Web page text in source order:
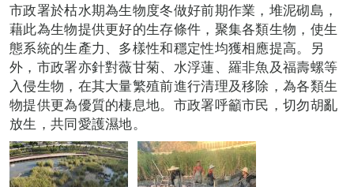
市政署於枯水期為生物度冬做好前期作業，堆泥砌島，
藉此為生物提供更好的生存條件，聚集各類生物，使生
態系統的生產力、多樣性和穩定性均獲相應提高。另
外，市政署亦針對薇甘菊、水浮蓮、羅非魚及福壽螺等
入侵生物，在其大量繁殖前進行清理及移除，為各類生
物提供更為優質的棲息地。市政署呼籲市民，切勿胡亂
放生，共同愛護濕地。